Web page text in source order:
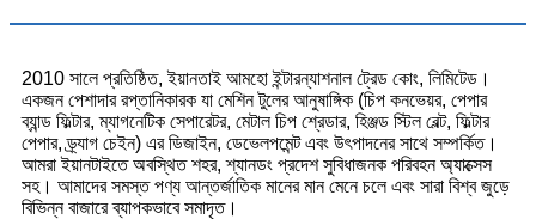
2010 সালে প্রতিষ্ঠিত, ইয়ানতাই আমহো ইন্টারন্যাশনাল ট্রেড কোং, লিমিটেড।
একজন পেশাদার রপ্তানিকারক যা মেশিন টুলের আনুষাঙ্গিক (চিপ কনভেয়র, পেপার
ব্যান্ড ফিল্টার, ম্যাগনেটিক সেপারেটর, মেটাল চিপ শ্রেডার, হিঞ্জড স্টিল বেল্ট, ফিল্টার
পেপার, ড্র্যাগ চেইন) এর ডিজাইন, ডেভেলপমেন্ট এবং উৎপাদনের সাথে সম্পর্কিত।
আমরা ইয়ানটাইতে অবস্থিত শহর, শ্যানডং প্রদেশ সুবিধাজনক পরিবহন অ্যাক্সেস
সহ। আমাদের সমস্ত পণ্য আন্তর্জাতিক মানের মান মেনে চলে এবং সারা বিশ্ব জুড়ে
বিভিন্ন বাজারে ব্যাপকভাবে সমাদৃত।